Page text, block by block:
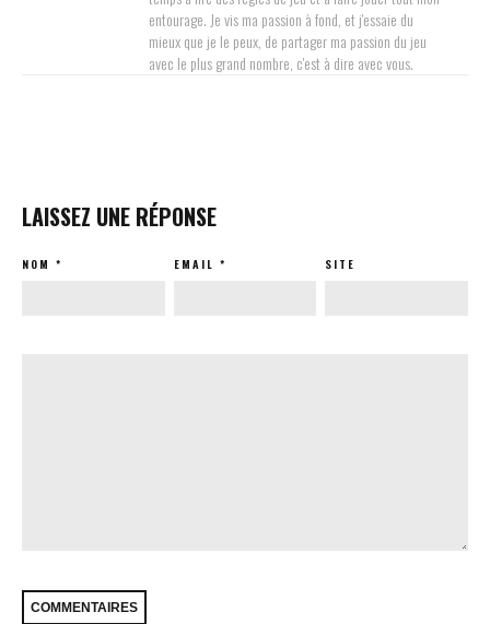
entourage. Je vis ma passion à fond, et j'essaie du
mieux que je le peux, de partager ma passion du jeu
avec le plus grand nombre, c'est à dire avec vous.
LAISSEZ UNE RÉPONSE
NOM * EMAIL * SITE